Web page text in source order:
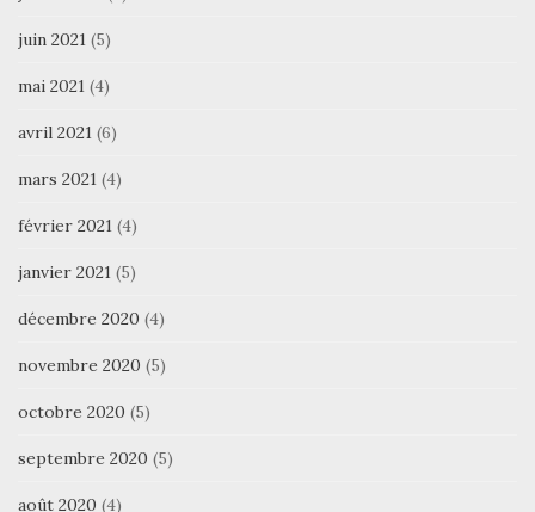
juin 2021 (5)
mai 2021 (4)
avril 2021 (6)
mars 2021 (4)
février 2021 (4)
janvier 2021 (5)
décembre 2020 (4)
novembre 2020 (5)
octobre 2020 (5)
septembre 2020 (5)
août 2020 (4)